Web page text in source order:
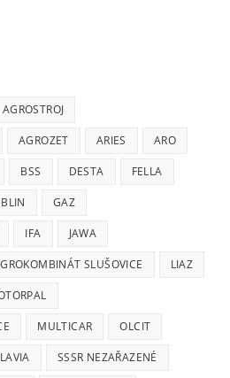
AGROSTROJ
AGROZET ARIES ARO
BSS DESTA FELLA
GAZ
IFA JAWA
SLUŠOVICE LIAZ
MULTICAR OLCIT
SSSR NEZAŘAZENÉ